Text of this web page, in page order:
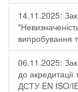
14.11.2025:
випробування
06.11.2025:
до
ДСТУ EN ISO/